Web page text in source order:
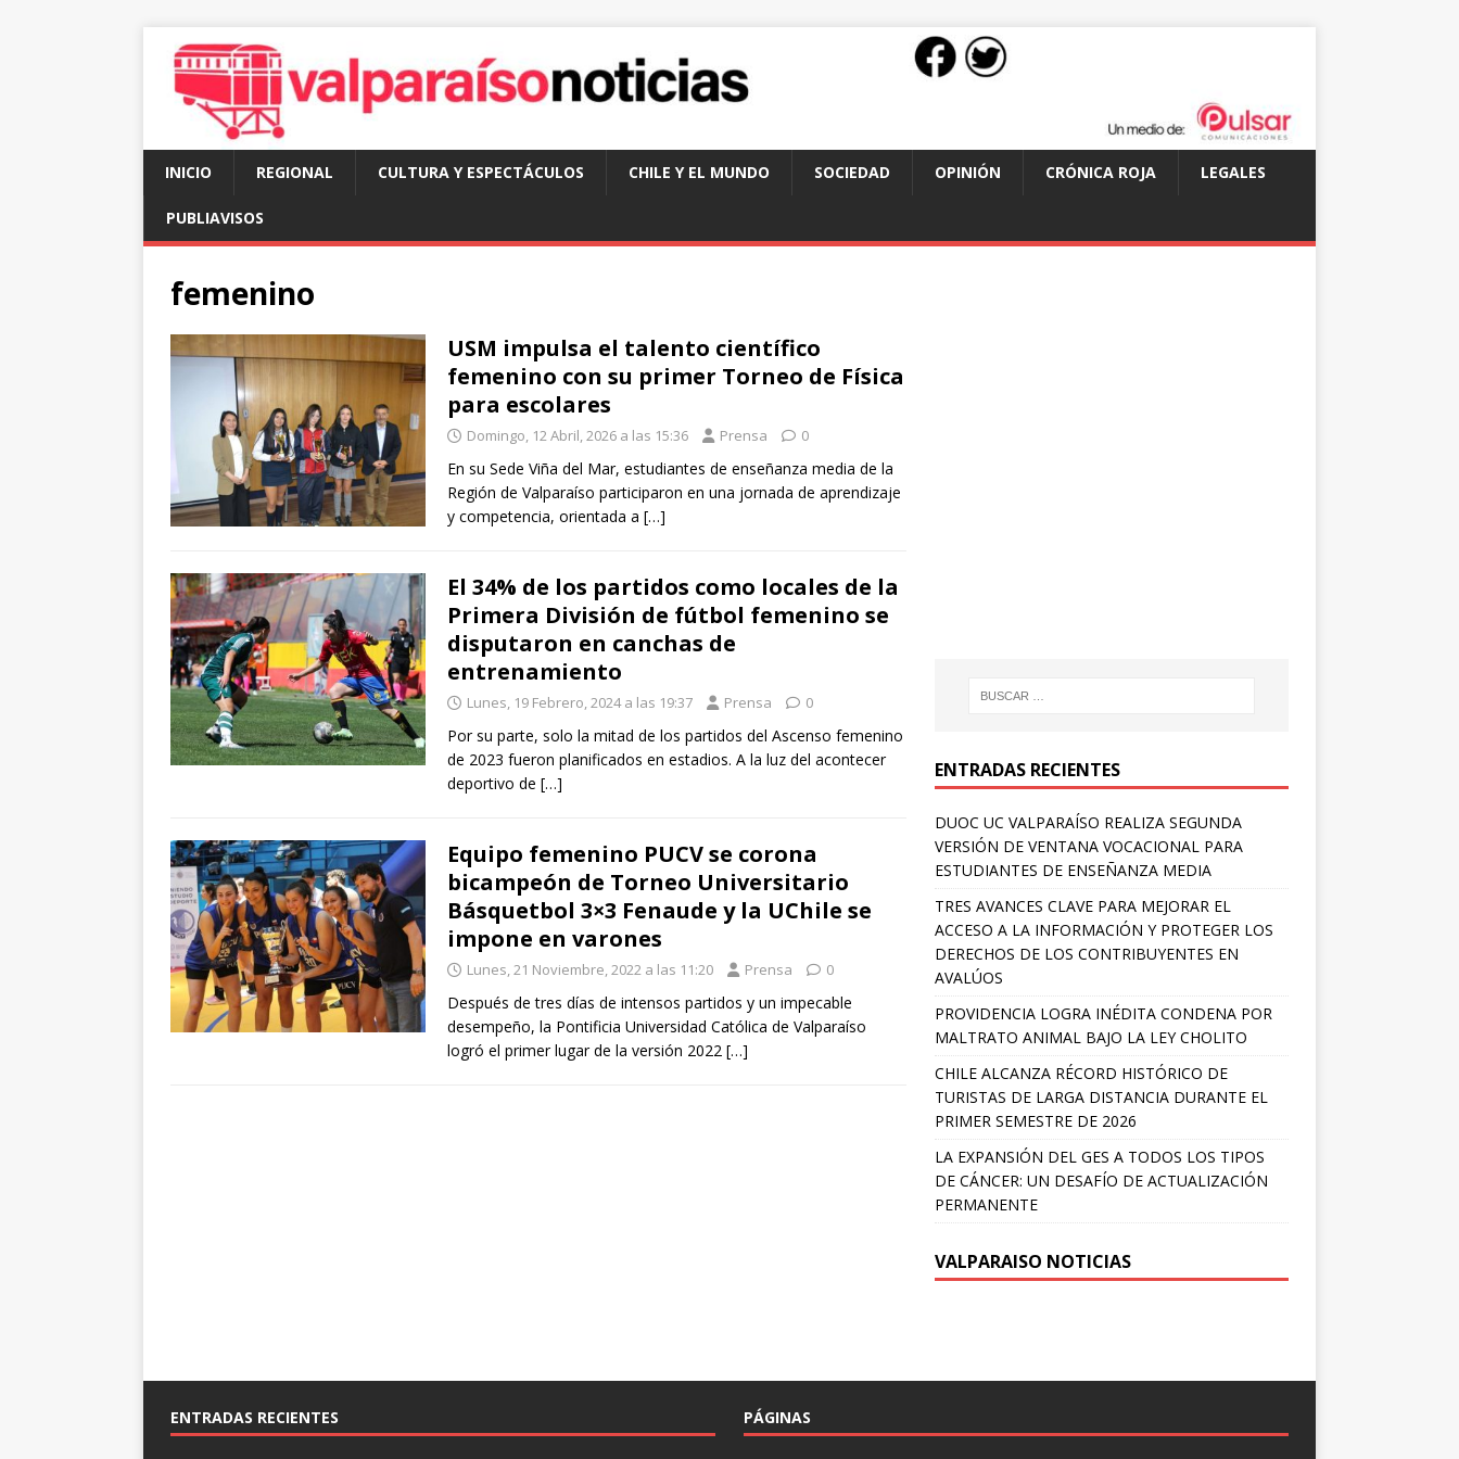
INICIO REGIONAL CULTURA Y ESPECTÁCULOS CHILE Y EL MUNDO SOCIEDAD OPINIÓN CRÓNICA ROJA LEGALES
PUBLIAVISOS
femenino
USM impulsa el talento científico
femenino con su primer Torneo de Física
para escolares
Domingo, 12 Abril, 2026 a las 15:36 Prensa 0
En su Sede Viña del Mar, estudiantes de enseñanza media de la
Región de Valparaíso participaron en una jornada de aprendizaje
y competencia, orientada a […]
El 34% de los partidos como locales de la
Primera División de fútbol femenino se
disputaron en canchas de
entrenamiento
Lunes, 19 Febrero, 2024 a las 19:37 Prensa 0
Por su parte, solo la mitad de los partidos del Ascenso femenino
de 2023 fueron planificados en estadios. A la luz del acontecer
deportivo de […]
Equipo femenino PUCV se corona
bicampeón de Torneo Universitario
Básquetbol 3×3 Fenaude y la UChile se
impone en varones
Lunes, 21 Noviembre, 2022 a las 11:20 Prensa 0
Después de tres días de intensos partidos y un impecable
desempeño, la Pontificia Universidad Católica de Valparaíso
logró el primer lugar de la versión 2022 […]
ENTRADAS RECIENTES
DUOC UC VALPARAÍSO REALIZA SEGUNDA
VERSIÓN DE VENTANA VOCACIONAL PARA
ESTUDIANTES DE ENSEÑANZA MEDIA
TRES AVANCES CLAVE PARA MEJORAR EL
ACCESO A LA INFORMACIÓN Y PROTEGER LOS
DERECHOS DE LOS CONTRIBUYENTES EN
AVALÚOS
PROVIDENCIA LOGRA INÉDITA CONDENA POR
MALTRATO ANIMAL BAJO LA LEY CHOLITO
CHILE ALCANZA RÉCORD HISTÓRICO DE
TURISTAS DE LARGA DISTANCIA DURANTE EL
PRIMER SEMESTRE DE 2026
LA EXPANSIÓN DEL GES A TODOS LOS TIPOS
DE CÁNCER: UN DESAFÍO DE ACTUALIZACIÓN
PERMANENTE
VALPARAISO NOTICIAS
ENTRADAS RECIENTES PÁGINAS